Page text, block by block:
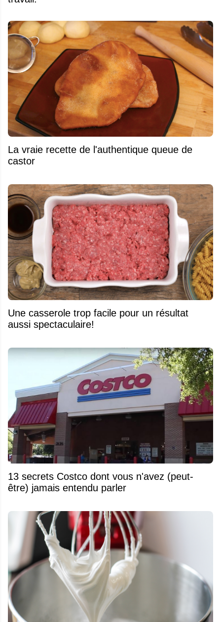
La vraie recette de l'authentique queue de
castor
Une casserole trop facile pour un résultat
aussi spectaculaire!
13 secrets Costco dont vous n'avez (peut-
être) jamais entendu parler